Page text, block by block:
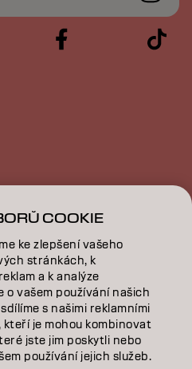
COOKIE
ke zlepšení vašeho
stránkách, k
a k analýze
vašem používání našich
s našimi reklamními
je mohou kombinovat
jste jim poskytli nebo
používání jejich služeb.